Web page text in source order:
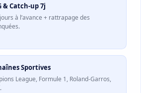
& Catch-up 7j
à l’avance + rattrapage des
Sportives
League, Formule 1, Roland-Garros,